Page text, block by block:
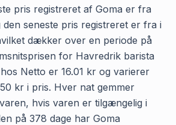
pris registreret af Goma er fra
den seneste pris registreret er fra i
dækker over en periode på
for Havredrik barista
Netto er 16.01 kr og varierer
kr i pris. Hver nat gemmer
hvis varen er tilgængelig i
på 378 dage har Goma